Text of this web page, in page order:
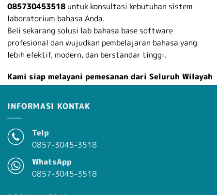
085730453518 untuk konsultasi kebutuhan sistem
laboratorium bahasa Anda.
Beli sekarang solusi lab bahasa base software
profesional dan wujudkan pembelajaran bahasa yang
lebih efektif, modern, dan berstandar tinggi.
Kami siap melayani pemesanan dari Seluruh Wilayah
Indonesia
Melayani pengiriman ke kabupaten/kota di Provinsi
085730453518]
Kabupaten Aceh Barat, Kabupaten Aceh Barat Daya,
Aceh Besar, Kabupaten Aceh Jaya, Kabupaten Aceh Selatan,
INFORMASI KONTAK
Telp
0857-3045-3518
WhatsApp
0857-3045-3518